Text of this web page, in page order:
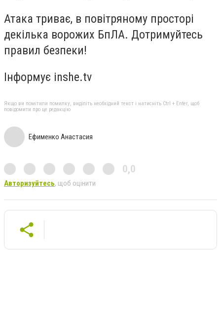
Атака триває, в повітряному просторі
декілька ворожих БпЛА. Дотримуйтесь
правил безпеки!
Інформує inshe.tv
Якщо ви помітили помилку, виділіть необхідний текст і натисніть Ctrl + Enter, щоб
повідомити про це редакцію
Ефименко Анастасия
0,0
Авторизуйтесь, щоб оцінити